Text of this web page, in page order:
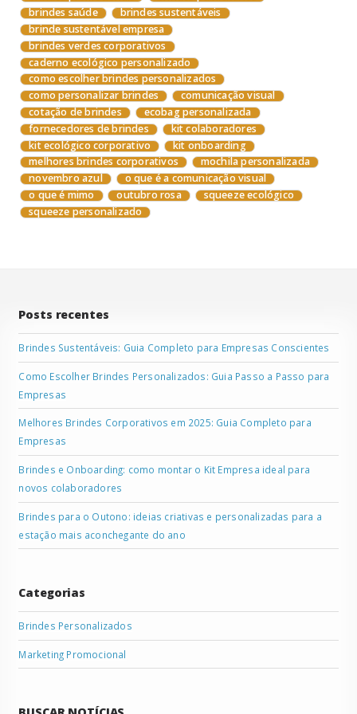
brindes saúde
brindes sustentáveis
brinde sustentável empresa
brindes verdes corporativos
caderno ecológico personalizado
como escolher brindes personalizados
como personalizar brindes
comunicação visual
cotação de brindes
ecobag personalizada
fornecedores de brindes
kit colaboradores
kit ecológico corporativo
kit onboarding
melhores brindes corporativos
mochila personalizada
novembro azul
o que é a comunicação visual
o que é mimo
outubro rosa
squeeze ecológico
squeeze personalizado
Posts recentes
Brindes Sustentáveis: Guia Completo para Empresas Conscientes
Como Escolher Brindes Personalizados: Guia Passo a Passo para
Empresas
Melhores Brindes Corporativos em 2025: Guia Completo para
Empresas
Brindes e Onboarding: como montar o Kit Empresa ideal para
novos colaboradores
Brindes para o Outono: ideias criativas e personalizadas para a
estação mais aconchegante do ano
Categorias
Brindes Personalizados
Marketing Promocional